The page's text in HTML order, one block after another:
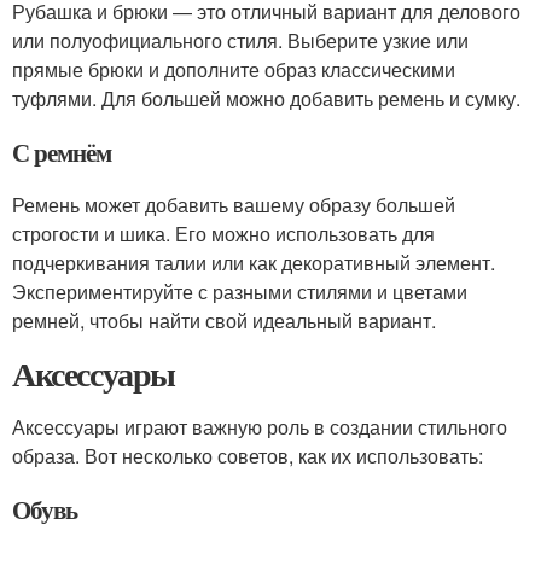
Рубашка и брюки — это отличный вариант для делового
или полуофициального стиля. Выберите узкие или
прямые брюки и дополните образ классическими
туфлями. Для большей можно добавить ремень и сумку.
С ремнём
Ремень может добавить вашему образу большей
строгости и шика. Его можно использовать для
подчеркивания талии или как декоративный элемент.
Экспериментируйте с разными стилями и цветами
ремней, чтобы найти свой идеальный вариант.
Аксессуары
Аксессуары играют важную роль в создании стильного
образа. Вот несколько советов, как их использовать:
Обувь